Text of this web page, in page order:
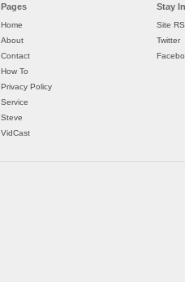
Pages
Home
About
Contact
How To
Privacy Policy
Service
Steve
VidCast
Stay
Site
Twitter